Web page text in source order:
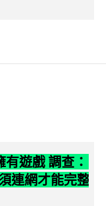
遊戲 調查：
連網才能完整